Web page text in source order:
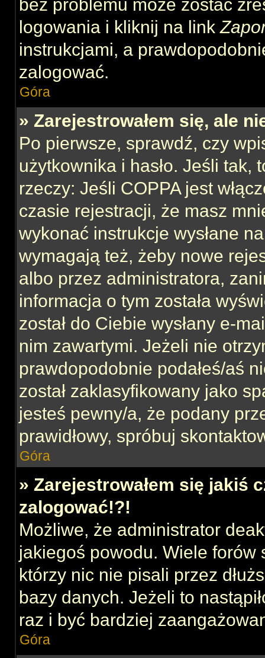
bez problemu może zostać
logowania i kliknij na link
instrukcjami, a
zalogować.
Góra
» Zarejestrowałem się, ale
Po pierwsze, sprawdź, czy
użytkownika i hasło. Jeśli tak,
rzeczy: Jeśli COPPA jest
czasie rejestracji, że masz
wykonać instrukcje wysłane
wymagają też, żeby nowe
albo przez administratora,
informacja o tym została
został do Ciebie wysłany e-
nim zawartymi. Jeżeli nie
prawdopodobnie podałeś/aś
został zaklasyfikowany jako
jesteś pewny/a, że podany
prawidłowy, spróbuj
Góra
» Zarejestrowałem się jakiś
zalogować!?!
Możliwe, że administrator
jakiegoś powodu. Wiele forów
którzy nic nie pisali przez
bazy danych. Jeżeli to
raz i być bardziej
Góra